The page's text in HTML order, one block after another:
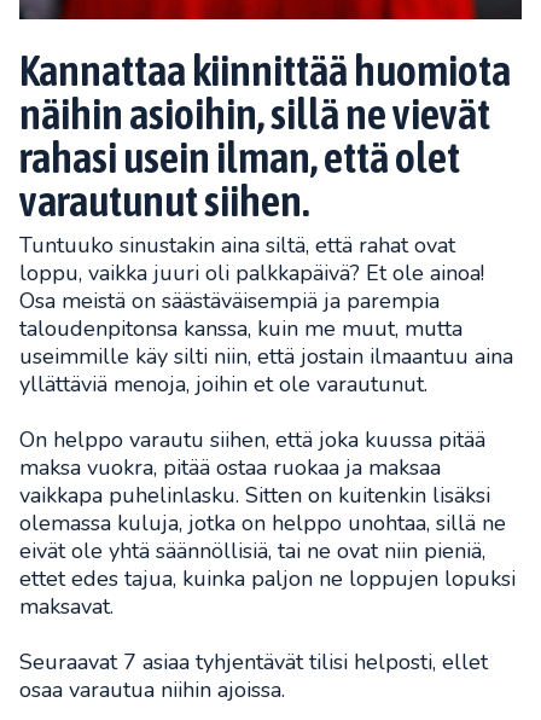
Kannattaa kiinnittää huomiota
näihin asioihin, sillä ne vievät
rahasi usein ilman, että olet
varautunut siihen.
Tuntuuko sinustakin aina siltä, että rahat ovat
loppu, vaikka juuri oli palkkapäivä? Et ole ainoa!
Osa meistä on säästäväisempiä ja parempia
taloudenpitonsa kanssa, kuin me muut, mutta
useimmille käy silti niin, että jostain ilmaantuu aina
yllättäviä menoja, joihin et ole varautunut.
On helppo varautu siihen, että joka kuussa pitää
maksa vuokra, pitää ostaa ruokaa ja maksaa
vaikkapa puhelinlasku. Sitten on kuitenkin lisäksi
olemassa kuluja, jotka on helppo unohtaa, sillä ne
eivät ole yhtä säännöllisiä, tai ne ovat niin pieniä,
ettet edes tajua, kuinka paljon ne loppujen lopuksi
maksavat.
Seuraavat 7 asiaa tyhjentävät tilisi helposti, ellet
osaa varautua niihin ajoissa.